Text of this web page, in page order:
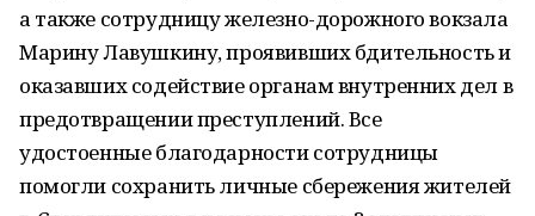
а также сотрудницу железно-дорожного вокзала
Марину Лавушкину, проявивших бдительность и
оказавших содействие органам внутренних дел в
предотвращении преступлений. Все
удостоенные благодарности сотрудницы
помогли сохранить личные сбережения жителей